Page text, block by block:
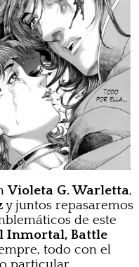
Violeta G. Warletta,
y juntos repasaremos
de este
Inmortal, Battle
todo con el